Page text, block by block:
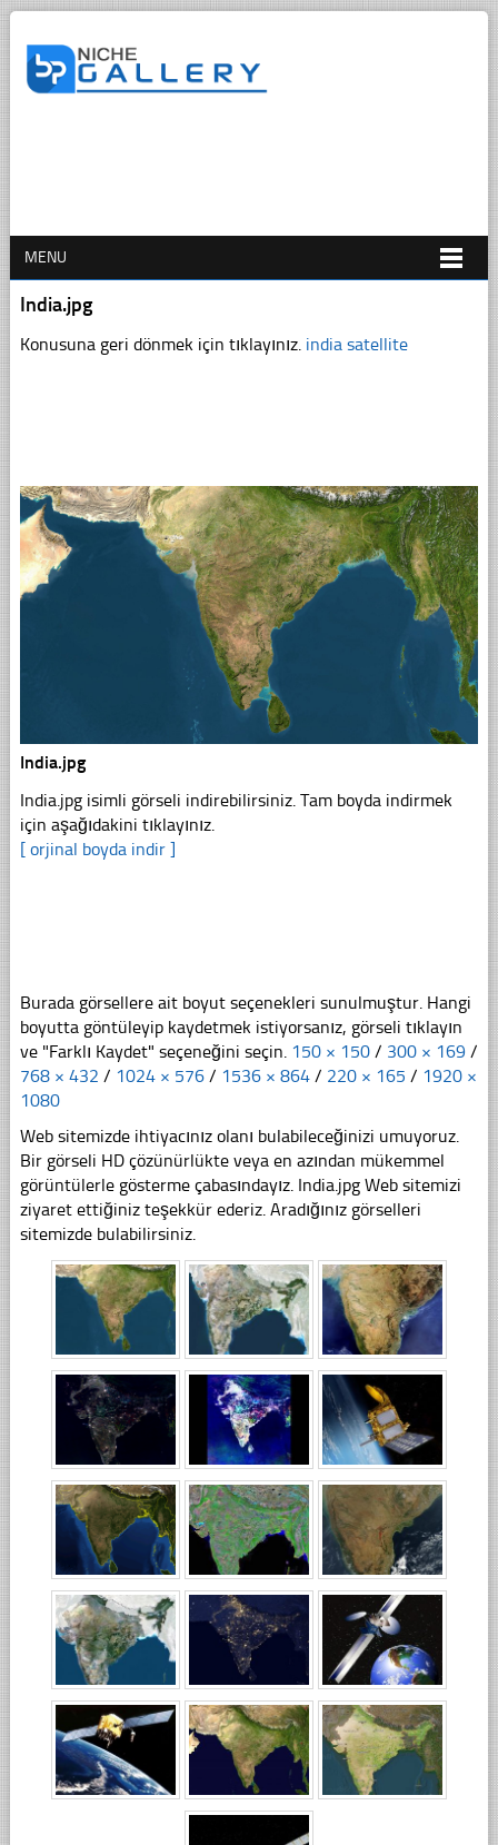
MENU
India.jpg
Konusuna geri dönmek için tıklayınız. india satellite
India.jpg
India.jpg isimli görseli indirebilirsiniz. Tam boyda indirmek
için aşağıdakini tıklayınız.
[ orjinal boyda indir ]
Burada görsellere ait boyut seçenekleri sunulmuştur. Hangi
boyutta göntüleyip kaydetmek istiyorsanız, görseli tıklayın
ve "Farklı Kaydet" seçeneğini seçin. 150 × 150 / 300 × 169 /
768 × 432 / 1024 × 576 / 1536 × 864 / 220 × 165 / 1920 ×
1080
Web sitemizde ihtiyacınız olanı bulabileceğinizi umuyoruz.
Bir görseli HD çözünürlükte veya en azından mükemmel
görüntülerle gösterme çabasındayız. India.jpg Web sitemizi
ziyaret ettiğiniz teşekkür ederiz. Aradığınız görselleri
sitemizde bulabilirsiniz.